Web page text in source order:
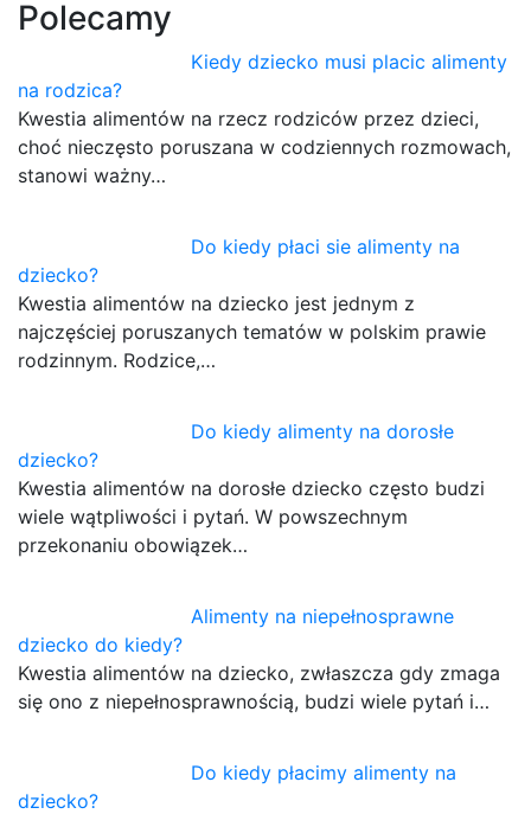
Polecamy
Kiedy dziecko musi placic alimenty
na rodzica?
Kwestia alimentów na rzecz rodziców przez dzieci,
choć nieczęsto poruszana w codziennych rozmowach,
stanowi ważny…
Do kiedy płaci sie alimenty na
dziecko?
Kwestia alimentów na dziecko jest jednym z
najczęściej poruszanych tematów w polskim prawie
rodzinnym. Rodzice,…
Do kiedy alimenty na dorosłe
dziecko?
Kwestia alimentów na dorosłe dziecko często budzi
wiele wątpliwości i pytań. W powszechnym
przekonaniu obowiązek…
Alimenty na niepełnosprawne
dziecko do kiedy?
Kwestia alimentów na dziecko, zwłaszcza gdy zmaga
się ono z niepełnosprawnością, budzi wiele pytań i…
Do kiedy płacimy alimenty na
dziecko?